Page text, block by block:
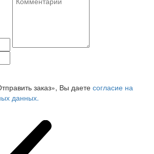
заказ», Вы даете согласие на
данных.